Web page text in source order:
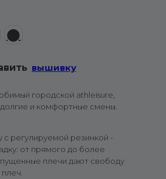
⬤
вышивку
городской athleisure,
и комфортные смены.
с регулируемой резинкой -
от прямого до более
плечи дают свободу